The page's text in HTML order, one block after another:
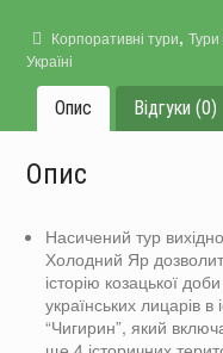
Корпоративні тури,Тури
Україні
Опис Відгуки (0)
Опис
Насичений тур
Холодний Яр
історію козацької
українських лицарів в
“Чигирин”, який